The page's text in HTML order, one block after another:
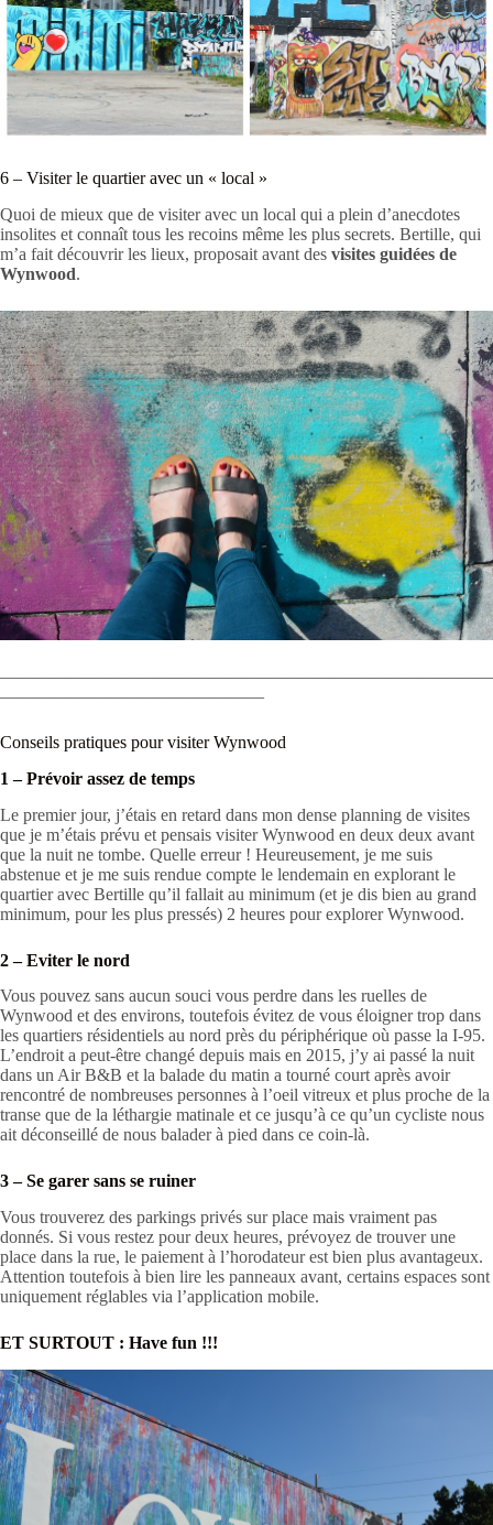
6 – Visiter le quartier avec un « local »
Quoi de mieux que de visiter avec un local qui a plein d’anecdotes
insolites et connaît tous les recoins même les plus secrets. Bertille, qui
m’a fait découvrir les lieux, proposait avant des visites guidées de
Wynwood.
————————————————————————————
———————————————
Conseils pratiques pour visiter Wynwood
1 – Prévoir assez de temps
Le premier jour, j’étais en retard dans mon dense planning de visites
que je m’étais prévu et pensais visiter Wynwood en deux deux avant
que la nuit ne tombe. Quelle erreur ! Heureusement, je me suis
abstenue et je me suis rendue compte le lendemain en explorant le
quartier avec Bertille qu’il fallait au minimum (et je dis bien au grand
minimum, pour les plus pressés) 2 heures pour explorer Wynwood.
2 – Eviter le nord
Vous pouvez sans aucun souci vous perdre dans les ruelles de
Wynwood et des environs, toutefois évitez de vous éloigner trop dans
les quartiers résidentiels au nord près du périphérique où passe la I-95.
L’endroit a peut-être changé depuis mais en 2015, j’y ai passé la nuit
dans un Air B&B et la balade du matin a tourné court après avoir
rencontré de nombreuses personnes à l’oeil vitreux et plus proche de la
transe que de la léthargie matinale et ce jusqu’à ce qu’un cycliste nous
ait déconseillé de nous balader à pied dans ce coin-là.
3 – Se garer sans se ruiner
Vous trouverez des parkings privés sur place mais vraiment pas
donnés. Si vous restez pour deux heures, prévoyez de trouver une
place dans la rue, le paiement à l’horodateur est bien plus avantageux.
Attention toutefois à bien lire les panneaux avant, certains espaces sont
uniquement réglables via l’application mobile.
ET SURTOUT : Have fun !!!